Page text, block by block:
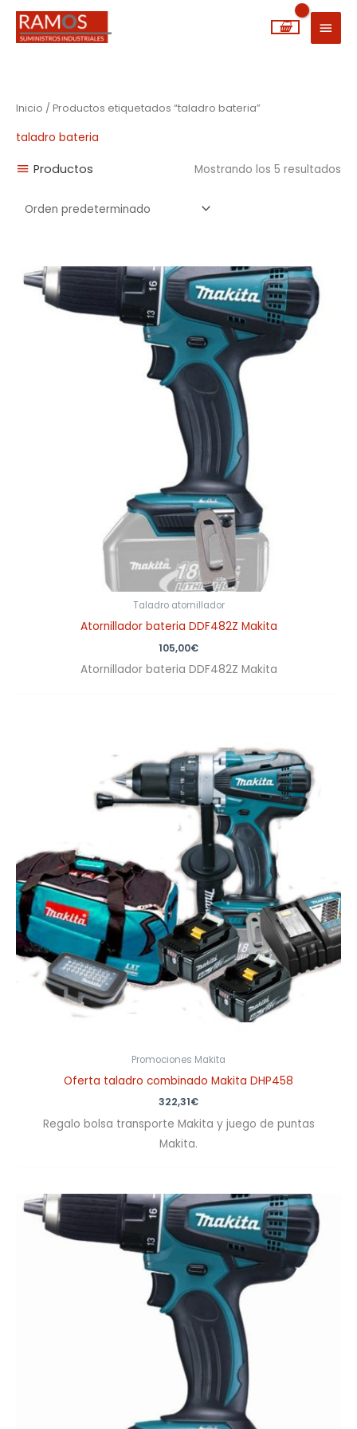
MENÚ
Inicio / Productos etiquetados “taladro bateria”
taladro bateria
Productos Mostrando los 5 resultados
Taladro atornillador
Atornillador bateria DDF482Z Makita
105,00€
Atornillador bateria DDF482Z Makita
Promociones Makita
Oferta taladro combinado Makita DHP458
322,31€
Regalo bolsa transporte Makita y juego de puntas
Makita.